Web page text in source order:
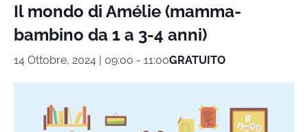
Il mondo di Amélie (mamma-
bambino da 1 a 3-4 anni)
14 Ottobre, 2024 | 09:00 - 11:00GRATUITO